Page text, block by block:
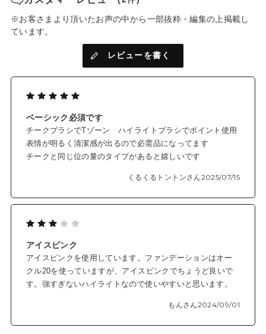
※お客さまより頂いたお声の中から一部抜粋・編集の上掲載し
ています。
レビューを書く
ベーシック必須です
チークブラシでTゾーン ハイライトブラシでポイント使用
表情が明るく清潔感が出るので必需品になってます
チークと同じ位の量のタイプがあると嬉しいです
くるくるトントンさん2025/07/15
アイスピンク
アイスピンクを使用しています。ファンデーションはオー
クル20を使っていますが、アイスピンクでちょうど良いで
す。強すぎないハイライトなので使いやすいと思います。
もんさん2024/09/01